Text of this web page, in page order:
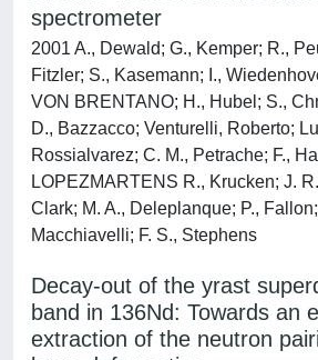
spectrometer
2001 A., Dewald; G., Kemper; R.,
Fitzler; S., Kasemann; I.,
VON BRENTANO; H., Hubel; S.,
D., Bazzacco; Venturelli, Roberto;
Rossialvarez; C. M., Petrache; F.,
LOPEZMARTENS R., Krucken; J.
Clark; M. A., Deleplanque; P.,
Macchiavelli; F. S., Stephens
Decay-out of the yrast
band in 136Nd: Towards an
extraction of the neutron